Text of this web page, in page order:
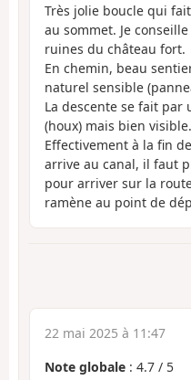
Très jolie boucle qui
au sommet. Je
ruines du château fort.
En chemin, beau
naturel sensible
La descente se fait
(houx) mais bien visible.
Effectivement à la fin
arrive au canal, il faut
pour arriver sur la
ramène au point de
22 mai 2025 à 11:47
Note globale : 4.7 / 5